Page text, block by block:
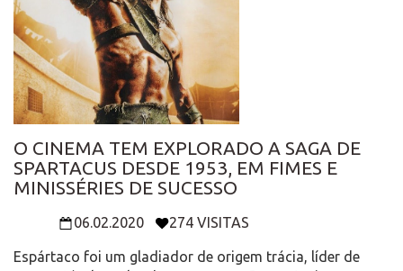
O CINEMA TEM EXPLORADO A SAGA DE
SPARTACUS DESDE 1953, EM FIMES E
MINISSÉRIES DE SUCESSO
06.02.2020 274 VISITAS
Espártaco foi um gladiador de origem trácia, líder de